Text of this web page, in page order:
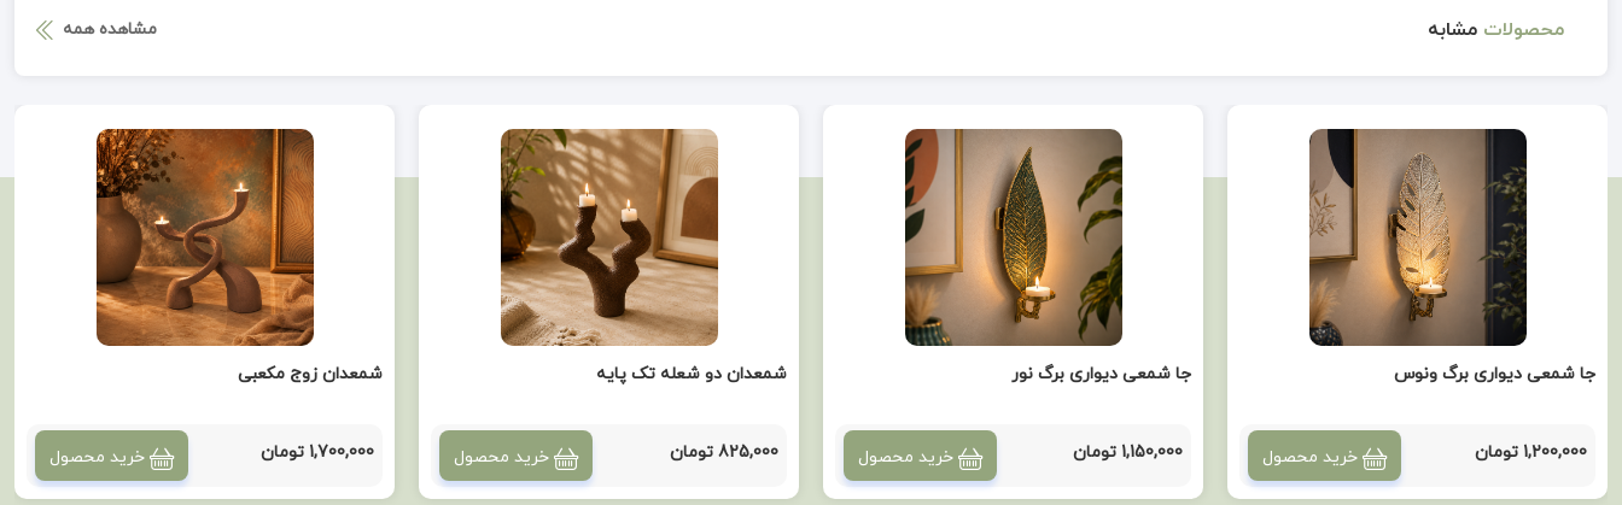
محصولات مشابه مشاهده همه
جا شمعی دیواری برگ ونوس
1,200,000 تومان خرید محصول
جا شمعی دیواری برگ نور
1,150,000 تومان خرید محصول
شمعدان دو شعله تک پایه
825,000 تومان خرید محصول
شمعدان زوج مکعبی
1,700,000 تومان خرید محصول